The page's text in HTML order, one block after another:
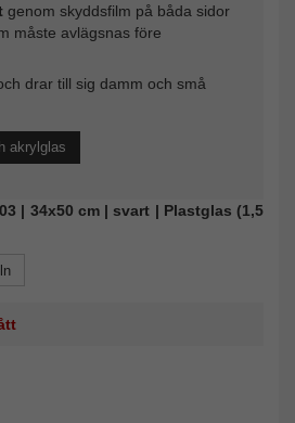
genom skyddsfilm på båda sidor
måste avlägsnas före
drar till sig damm och små
akrylglas
| 34x50 cm | svart | Plastglas (1,5